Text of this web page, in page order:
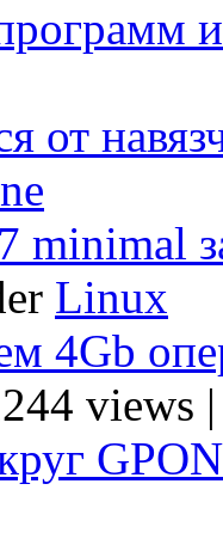
от
minimal
Linux
4Gb
views